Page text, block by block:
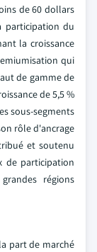
de 60 dollars
participation du
la croissance
qui
de gamme de
de 5,5 %
sous-segments
rôle d'ancrage
et soutenu
de participation
régions
part de marché